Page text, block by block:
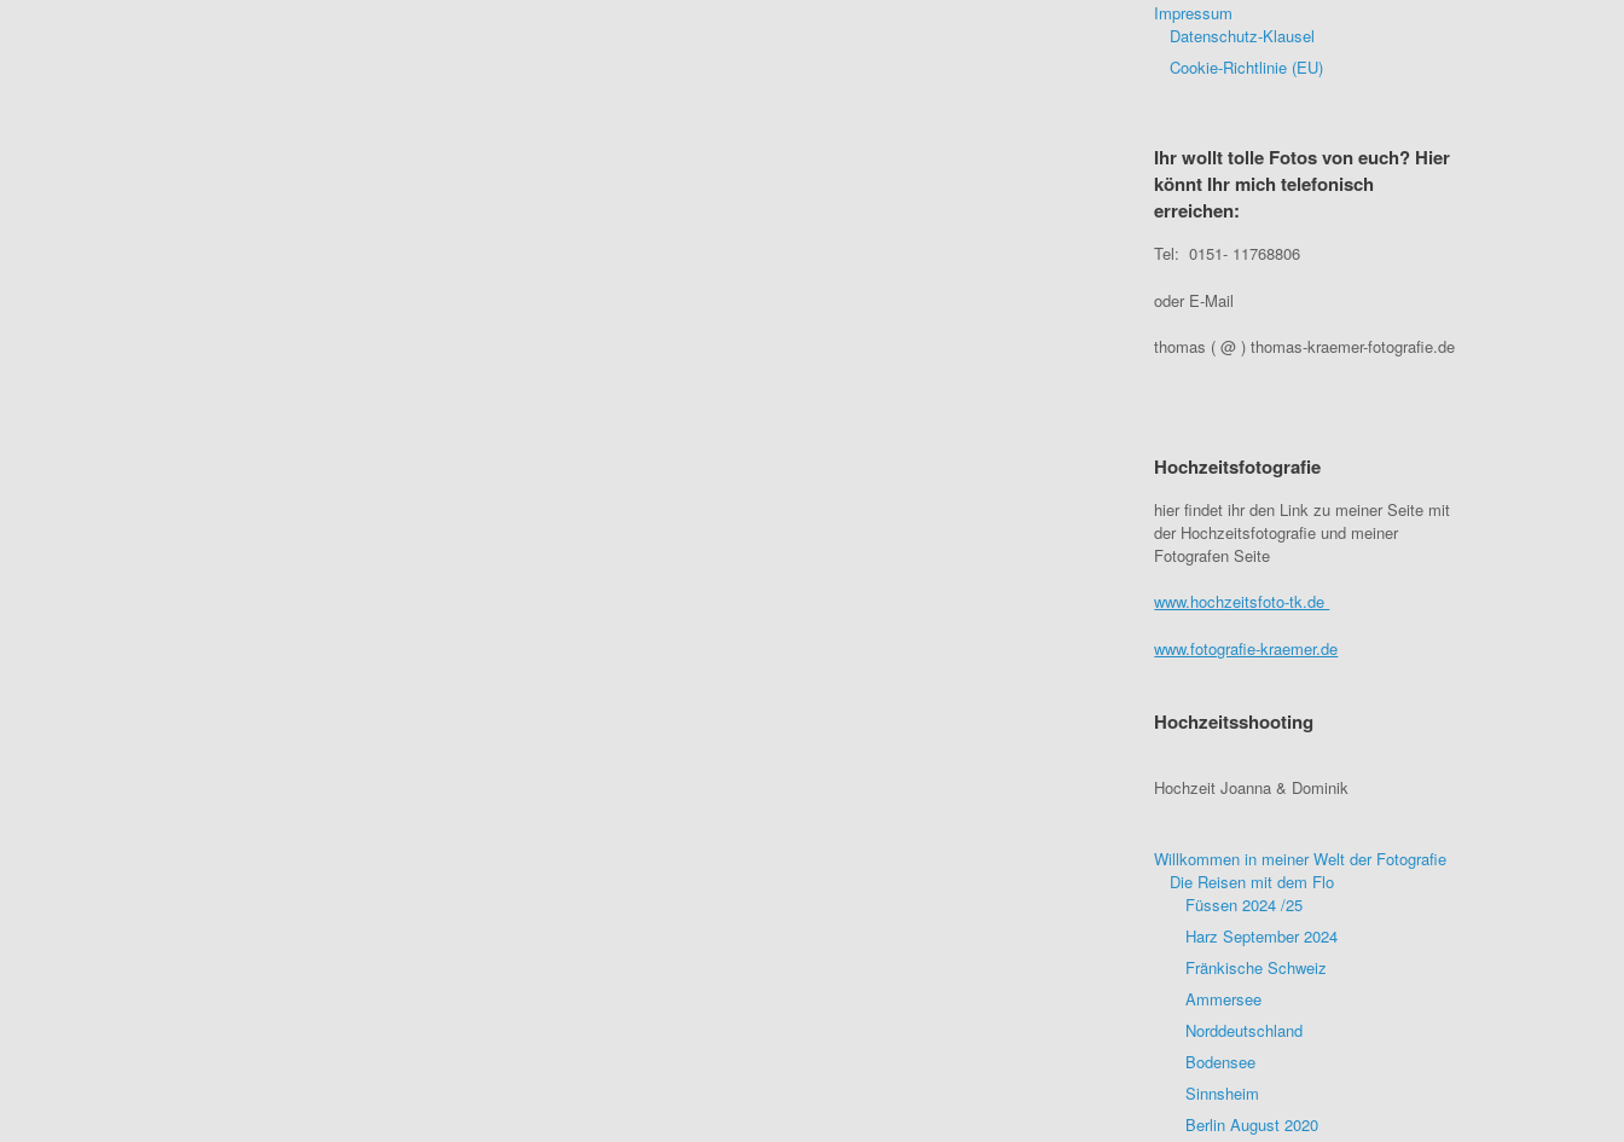
Impressum
Datenschutz-Klausel
Cookie-Richtlinie (EU)
Ihr wollt tolle Fotos von euch? Hier
könnt Ihr mich telefonisch
erreichen:
Tel: 0151- 11768806
oder E-Mail
thomas ( @ ) thomas-kraemer-fotografie.de
Hochzeitsfotografie
hier findet ihr den Link zu meiner Seite mit
der Hochzeitsfotografie und meiner
Fotografen Seite
www.hochzeitsfoto-tk.de
www.fotografie-kraemer.de
Hochzeitsshooting
Hochzeit Joanna & Dominik
Willkommen in meiner Welt der Fotografie
Die Reisen mit dem Flo
Füssen 2024 /25
Harz September 2024
Fränkische Schweiz
Ammersee
Norddeutschland
Bodensee
Sinnsheim
Berlin August 2020